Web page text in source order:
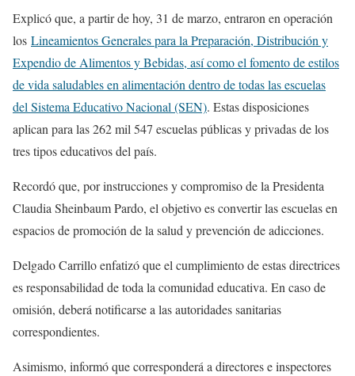
Explicó que, a partir de hoy, 31 de marzo, entraron en operación
los Lineamientos Generales para la Preparación, Distribución y
Expendio de Alimentos y Bebidas, así como el fomento de estilos
de vida saludables en alimentación dentro de todas las escuelas
del Sistema Educativo Nacional (SEN). Estas disposiciones
aplican para las 262 mil 547 escuelas públicas y privadas de los
tres tipos educativos del país.
Recordó que, por instrucciones y compromiso de la Presidenta
Claudia Sheinbaum Pardo, el objetivo es convertir las escuelas en
espacios de promoción de la salud y prevención de adicciones.
Delgado Carrillo enfatizó que el cumplimiento de estas directrices
es responsabilidad de toda la comunidad educativa. En caso de
omisión, deberá notificarse a las autoridades sanitarias
correspondientes.
Asimismo, informó que corresponderá a directores e inspectores